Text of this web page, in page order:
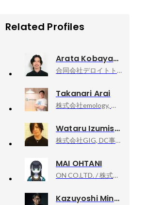
Related Profiles
Arata Kobayashi
合同会社デロイトトーマツ, Senior Creative Designer
Takanari Arai
株式会社emology, 代表取締役
Wataru Izumisawa
株式会社GIG, DC事業本部 - PM事業部 - 事業本部長
MAI OHTANI
ON CO.LTD. / 株式会社ON, 取締役社長
Kazuyoshi Minamimagoe